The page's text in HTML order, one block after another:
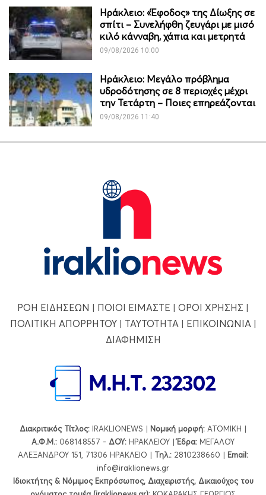
Ηράκλειο: «Έφοδος» της Δίωξης σε
σπίτι – Συνελήφθη ζευγάρι με μισό
κιλό κάνναβη, χάπια και μετρητά
09/08/2026 10:00
Ηράκλειο: Μεγάλο πρόβλημα
υδροδότησης σε 8 περιοχές μέχρι
την Τετάρτη – Ποιες επηρεάζονται
09/08/2026 11:40
ΡΟΗ ΕΙΔΗΣΕΩΝ | ΠΟΙΟΙ ΕΙΜΑΣΤΕ | ΟΡΟΙ ΧΡΗΣΗΣ |
ΠΟΛΙΤΙΚΗ ΑΠΟΡΡΗΤΟΥ| ΤΑΥΤΟΤΗΤΑ| ΕΠΙΚΟΙΝΩΝΙΑ|
ΔΙΑΦΗΜΙΣΗ
Διακριτικός Τίτλος: IRAKLIONEWS | Νομική μορφή: ΑΤΟΜΙΚΗ |
Α.Φ.Μ.: 068148557 - ΔΟΥ: ΗΡΑΚΛΕΙΟΥ |Έδρα: ΜΕΓΑΛΟΥ
ΑΛΕΞΑΝΔΡΟΥ 151, 71306 ΗΡΑΚΛΕΙΟ | Τηλ.: 2810238660 | Εmail:
info@iraklionews.gr
Ιδιοκτήτης & Νόμιμος Εκπρόσωπος, Διαχειριστής, Δικαιούχος του